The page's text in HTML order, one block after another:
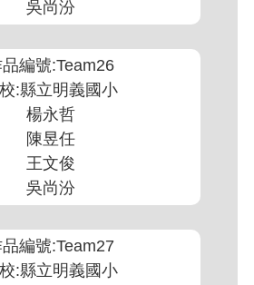
吳尚汾
編號:Team26
:縣立明義國小
楊永哲
陳昱任
王文俊
吳尚汾
編號:Team27
:縣立明義國小